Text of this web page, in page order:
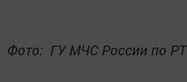
Фото: ГУ МЧС России по РТ